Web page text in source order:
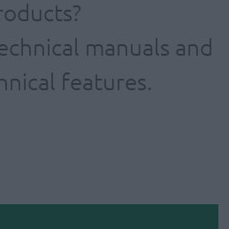
manuals and
features.